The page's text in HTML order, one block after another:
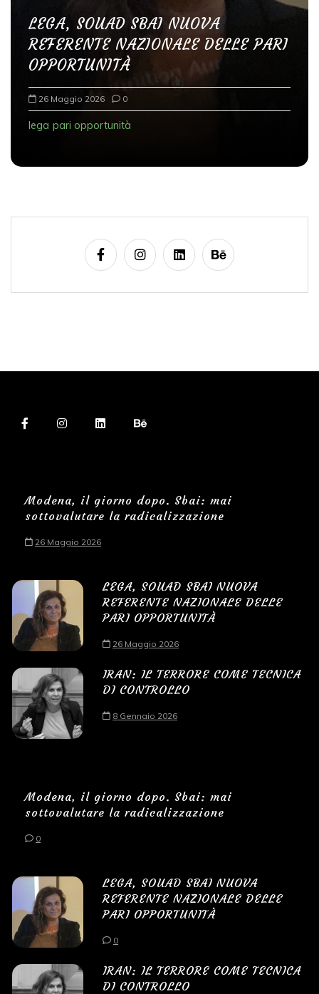
LEGA, SOUAD SBAI NUOVA
REFERENTE NAZIONALE DELLE PARI
OPPORTUNITÀ
26 Maggio 2026 0
lega pari opportunità
Modena, il giorno dopo. Sbai: mai
sottovalutare la radicalizzazione
26 Maggio 2026
LEGA, SOUAD SBAI NUOVA
REFERENTE NAZIONALE DELLE
PARI OPPORTUNITÀ
26 Maggio 2026
IRAN: IL TERRORE COME TECNICA
DI CONTROLLO
8 Gennaio 2026
Modena, il giorno dopo. Sbai: mai
sottovalutare la radicalizzazione
0
LEGA, SOUAD SBAI NUOVA
REFERENTE NAZIONALE DELLE
PARI OPPORTUNITÀ
0
IRAN: IL TERRORE COME TECNICA
DI CONTROLLO